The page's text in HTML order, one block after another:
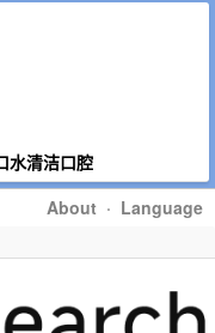
水清洁口腔
About · Language